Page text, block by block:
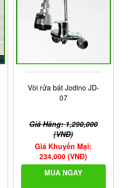
Vòi rửa bát Jodino JD-
07
Giá Hãng: 1,290,000
(VNĐ)
Giá Khuyến Mại:
234,000 (VNĐ)
MUA NGAY